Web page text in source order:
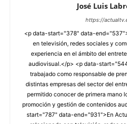
José Luis
https://
<p data-start="378" data-
en televisión, redes sociales y
experiencia en el ámbito del
audiovisual.</p> <p data-
trabajado como responsable de
distintas empresas del sector del
permitido conocer de primera mano
promoción y gestión de contenidos
start="787" data-end="931">En